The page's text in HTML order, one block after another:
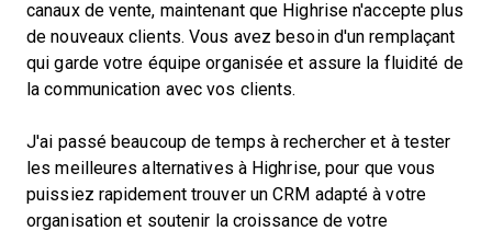
canaux de vente, maintenant que Highrise n'accepte plus
de nouveaux clients. Vous avez besoin d'un remplaçant
qui garde votre équipe organisée et assure la fluidité de
la communication avec vos clients.
J'ai passé beaucoup de temps à rechercher et à tester
les meilleures alternatives à Highrise, pour que vous
puissiez rapidement trouver un CRM adapté à votre
organisation et soutenir la croissance de votre